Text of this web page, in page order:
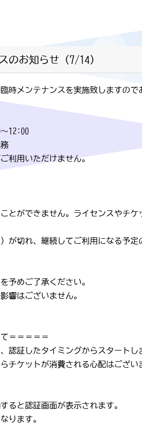
のお知らせ（7/14）
時メンテナンスを実施致しますので
12:00
用いただけません。
とができません。ライセンスやチ
が切れ、継続してご利用になる予
予めご了承ください。
響はございません。
＝＝＝＝＝
認証したタイミングからスタートし
チケットが消費される心配はござい
ると認証画面が表示されます。
ります。